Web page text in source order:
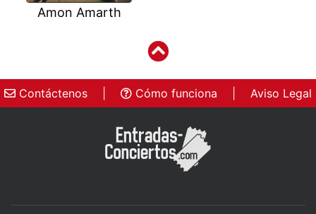
Amon Amarth
Contáctenos Cómo funciona Aviso Legal